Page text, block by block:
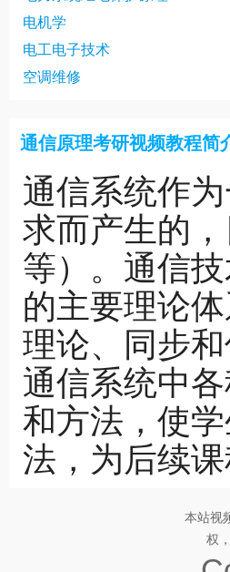
电机学
电工电子技术
空调维修
通信原理考研视频教程简
通信系统作
求而产生的
等）。通信
的主要理论
理论、同步
通信系统中
和方法，使
法，为后续
本站视
权